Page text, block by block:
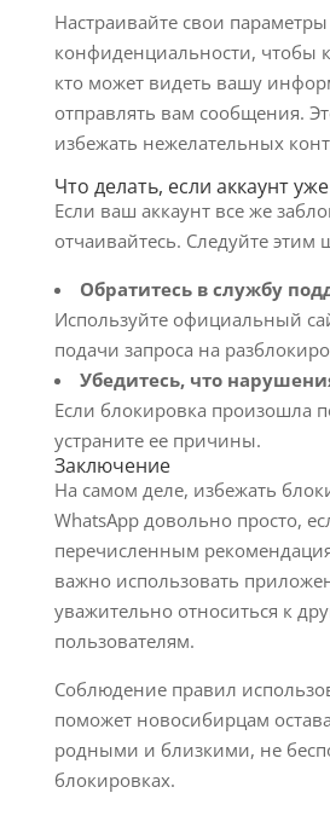
Настраивайте свои параметры
конфиденциальности, чтобы
кто может видеть вашу
отправлять вам сообщения.
избежать нежелательных
Что делать, если аккаунт
Если ваш аккаунт все же
отчаивайтесь. Следуйте этим
Обратитесь в службу
Используйте официальный
подачи запроса на
Убедитесь, что
Если блокировка произошла
устраните ее причины.
Заключение
На самом деле, избежать
WhatsApp довольно просто,
перечисленным
важно использовать
уважительно относиться к
пользователям.
Соблюдение правил
поможет новосибирцам
родными и близкими, не
блокировках.